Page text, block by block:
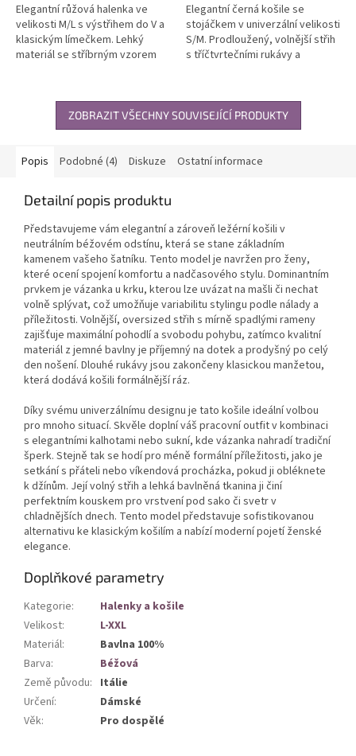
Elegantní růžová halenka ve
velikosti M/L s výstřihem do V a
klasickým límečkem. Lehký
materiál se stříbrným vzorem
Elegantní černá košile se
stojáčkem v univerzální velikosti
S/M. Prodloužený, volnější střih
s tříčtvrtečními rukávy a
design...
ZOBRAZIT VŠECHNY SOUVISEJÍCÍ PRODUKTY
Popis Podobné (4) Diskuze Ostatní informace
Detailní popis produktu
Představujeme vám elegantní a zároveň ležérní košili v
neutrálním béžovém odstínu, která se stane základním
kamenem vašeho šatníku. Tento model je navržen pro ženy,
které ocení spojení komfortu a nadčasového stylu. Dominantním
prvkem je vázanka u krku, kterou lze uvázat na mašli či nechat
volně splývat, což umožňuje variabilitu stylingu podle nálady a
příležitosti. Volnější, oversized střih s mírně spadlými rameny
zajišťuje maximální pohodlí a svobodu pohybu, zatímco kvalitní
materiál z jemné bavlny je příjemný na dotek a prodyšný po celý
den nošení. Dlouhé rukávy jsou zakončeny klasickou manžetou,
která dodává košili formálnější ráz.
Díky svému univerzálnímu designu je tato košile ideální volbou
pro mnoho situací. Skvěle doplní váš pracovní outfit v kombinaci
s elegantními kalhotami nebo sukní, kde vázanka nahradí tradiční
šperk. Stejně tak se hodí pro méně formální příležitosti, jako je
setkání s přáteli nebo víkendová procházka, pokud ji obléknete
k džínům. Její volný střih a lehká bavlněná tkanina ji činí
perfektním kouskem pro vrstvení pod sako či svetr v
chladnějších dnech. Tento model představuje sofistikovanou
alternativu ke klasickým košilím a nabízí moderní pojetí ženské
elegance.
Doplňkové parametry
Kategorie:
Halenky a košile
Velikost:
L-XXL
Materiál:
Bavlna 100%
Barva:
Béžová
Země původu: Itálie
Určení:
Dámské
Věk: Pro dospělé